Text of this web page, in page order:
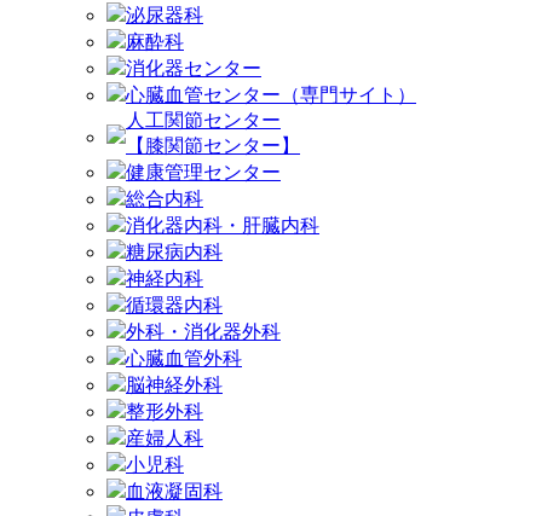
泌尿器科
麻酔科
消化器センター
心臓血管センター（専門サイト）
人工関節センター
【膝関節センター】
健康管理センター
総合内科
消化器内科・肝臓内科
糖尿病内科
神経内科
循環器内科
外科・消化器外科
心臓血管外科
脳神経外科
整形外科
産婦人科
小児科
血液凝固科